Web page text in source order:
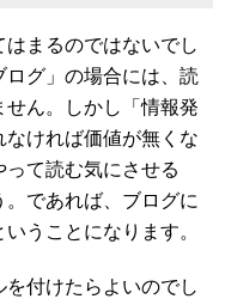
まるのではないでし
ログ」の場合には、読
せん。しかし「情報発
ければ価値が無くな
て読む気にさせる
であれば、ブログに
うことになります。
付けたらよいのでし